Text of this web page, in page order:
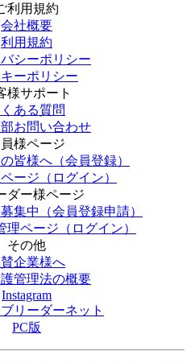
利用規約
会社概要
利用規約
シーポリシー
ーポリシー
様サポート
ある質問
お問い合わせ
様ページ
皆様へ（会員登録）
ージ（ログイン）
ダー様ページ
集中（会員登録申請）
理ページ（ログイン）
その他
企業様へ
管理法の概要
Instagram
リーダーネット
PC版